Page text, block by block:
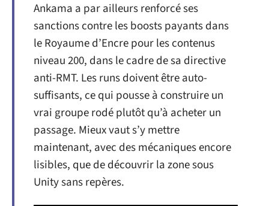
Ankama a par ailleurs renforcé ses
sanctions contre les boosts payants dans
le Royaume d’Encre pour les contenus
niveau 200, dans le cadre de sa directive
anti-RMT. Les runs doivent être auto-
suffisants, ce qui pousse à construire un
vrai groupe rodé plutôt qu’à acheter un
passage. Mieux vaut s’y mettre
maintenant, avec des mécaniques encore
lisibles, que de découvrir la zone sous
Unity sans repères.